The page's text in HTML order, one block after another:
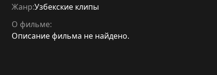
Жанр:Узбекские клипы
О фильме:
Описание фильма не найдено.